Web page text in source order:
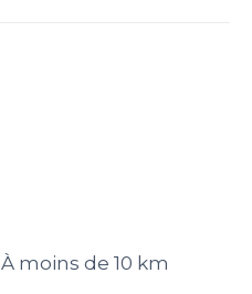
À moins de 10 km